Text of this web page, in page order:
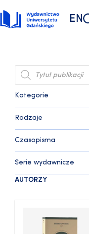
EN
Kategorie
Rodzaje
Czasopisma
Serie wydawnicze
AUTORZY